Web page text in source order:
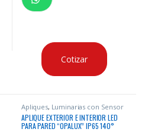
Cotizar
Apliques, Luminarias con Sensor
APLIQUE EXTERIOR E INTERIOR LED
PARA PARED “OPALUX” IP65 140°